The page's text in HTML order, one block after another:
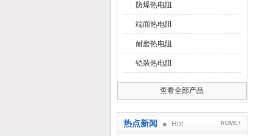
防爆热电阻
端面热电阻
耐磨热电阻
铠装热电阻
查看全部产品
热点新闻 Hot ROME+